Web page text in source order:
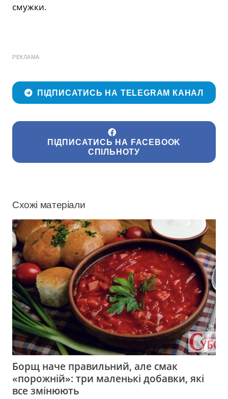
смужки.
РЕКЛАМА
ПІДПИСАТИСЬ НА TELEGRAM КАНАЛ
ПІДПИСАТИСЬ НА FACEBOOK
СПІЛЬНОТУ
Схожі матеріали
Борщ наче правильний, але смак
«порожній»: три маленькі добавки, які
все змінюють